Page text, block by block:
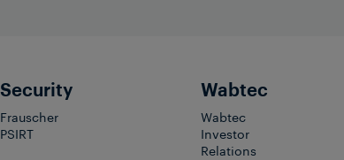
Security
Frauscher
PSIRT
Wabtec
Wabtec
Investor
Relations